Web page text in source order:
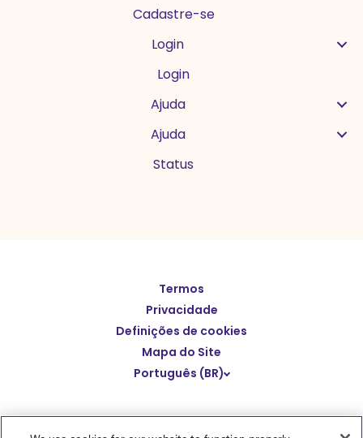
Cadastre-se
Login
Login
Ajuda
Ajuda
Status
Termos
Privacidade
Definições de cookies
Mapa do Site
Português (BR)
English
Español
Deutsch
繁體中文
日本語
© Polaris Software,LLCBenchmark Email® is a